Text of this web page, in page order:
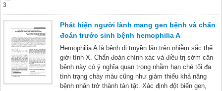
3
Phát hiện người lành mang gen bệnh và chẩn
đoán trước sinh bệnh hemophilia A
Hemophilia A là bệnh di truyền lặn trên nhiễm sắc thể
giới tính X. Chẩn đoán chính xác và điều trị sớm căn
bệnh này có ý nghĩa quan trọng nhằm hạn ché tối đa
tình trạng chày máu cũng như giảm thiểu khả năng
bệnh nhân trở thành tàn tật. Xác định đột biến gen,